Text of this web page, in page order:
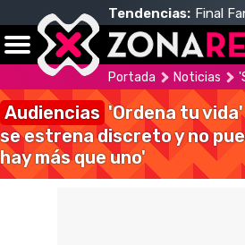
Tendencias: Final
Portada Noticias
Audiencias 'Ordena tu
se estrena discreto y no
hay más que uno'